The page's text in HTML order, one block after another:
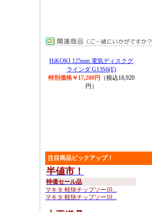
HiKOKI 125mm 電気ディスクグ
ラインダ G13S6(E)
特別価格￥17,200円
（税込18,920
円）
注目商品ピックアップ！
半値市！
特価セール品
マキタ 軽快チップソー10...
マキタ 軽快チップソー10...